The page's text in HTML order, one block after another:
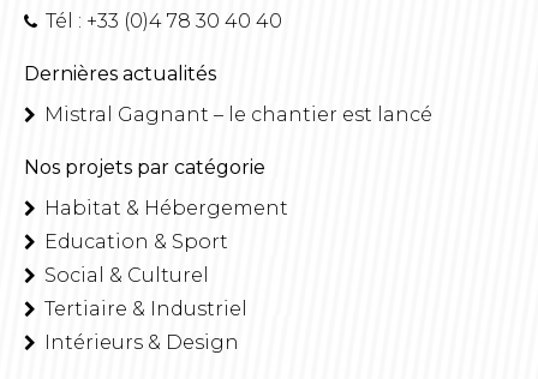
Tél : +33 (0)4 78 30 40 40
Dernières actualités
Mistral Gagnant – le chantier est lancé
Nos projets par catégorie
Habitat & Hébergement
Education & Sport
Social & Culturel
Tertiaire & Industriel
Intérieurs & Design